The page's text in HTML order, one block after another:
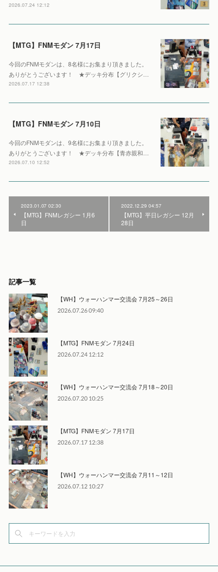
2026.07.24 12:12
【MTG】FNMモダン 7月17日
今回のFNMモダンは、8名様にお集まり頂きました。
ありがとうございます！ ★デッキ分布【グリクシ…
2026.07.17 12:38
【MTG】FNMモダン 7月10日
今回のFNMモダンは、9名様にお集まり頂きました。
ありがとうございます！ ★デッキ分布【青赤親和…
2026.07.10 12:52
2023.01.07 02:30
【MTG】FNMレガシー 1月6
日
2022.12.29 04:57
【MTG】平日レガシー 12月
28日
記事一覧
【WH】ウォーハンマー交流会 7月25～26日
2026.07.26 09:40
【MTG】FNMモダン 7月24日
2026.07.24 12:12
【WH】ウォーハンマー交流会 7月18～20日
2026.07.20 10:25
【MTG】FNMモダン 7月17日
2026.07.17 12:38
【WH】ウォーハンマー交流会 7月11～12日
2026.07.12 10:27